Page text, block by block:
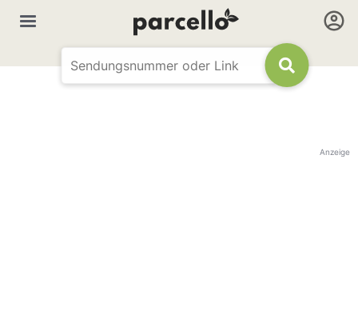
Anzeige